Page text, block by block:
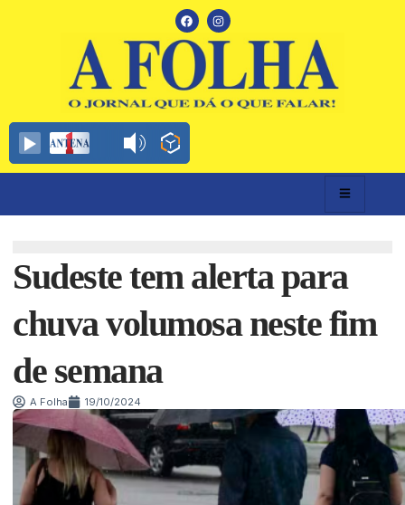
Sudeste tem alerta para
chuva volumosa neste fim
de semana
A Folha 19/10/2024